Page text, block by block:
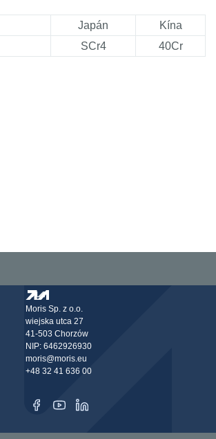
Japán
Kína
SCr4
40Cr
Moris Sp. z o.o.
wiejska utca 27
41-503 Chorzów
NIP: 6462926930
moris@moris.eu
+48 32 41 636 00